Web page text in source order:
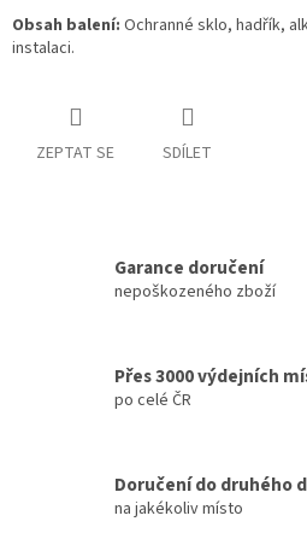
Obsah balení: Ochranné sklo, hadřík,
instalaci.
ZEPTAT SE SDÍLET
Garance doručení
nepoškozeného zboží
Přes 3000 výdejních
po celé ČR
Doručení do druhého
na jakékoliv místo